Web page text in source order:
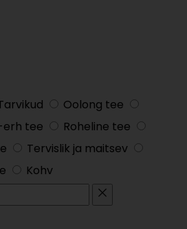
Oolong tee
erh tee
Roheline tee
Tervislik ja maitsev
Kohv